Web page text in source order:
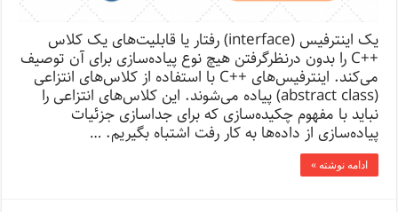
یک اینترفیس (interface) رفتار یا قابلیت‌های یک کلاس
++C را بدون درنظرگرفتن هیچ نوع پیاده‌سازی برای آن توصیف
می‌کند. اینترفیس‌های ++C با استفاده از کلاس‌های انتزاعی
(abstract class) پیاده می‌شوند. این کلاس‌های انتزاعی را
نباید با مفهوم ‌چکیده‌سازی که برای جداسازی جزئیات
پیاده‌سازی از داده‌ها به کار رفت اشتباه بگیریم. …
ادامه نوشته »